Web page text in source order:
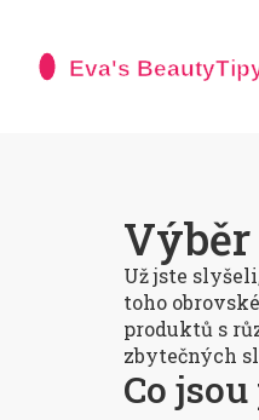
Už jste
toho
produktů s
zbytečných
Co